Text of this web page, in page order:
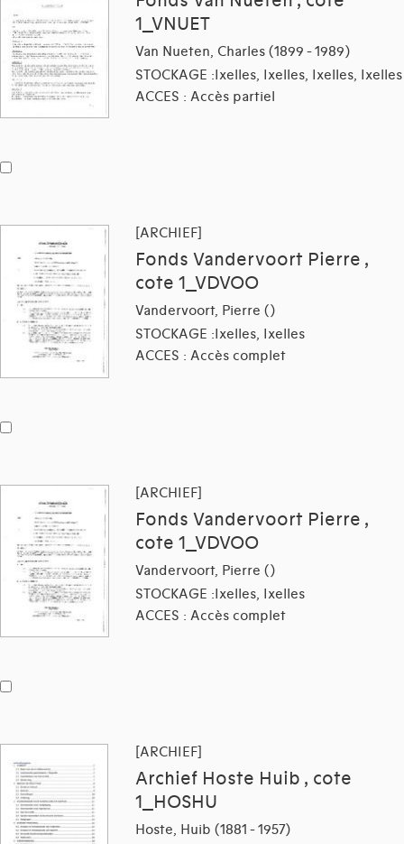
1_VNUET
Van Nueten, Charles (1899 - 1989)
STOCKAGE :Ixelles, Ixelles, Ixelles, Ixelles
ACCES : Accès partiel
[ARCHIEF]
Fonds Vandervoort Pierre ,
cote 1_VDVOO
Vandervoort, Pierre ()
STOCKAGE :Ixelles, Ixelles
ACCES : Accès complet
[ARCHIEF]
Fonds Vandervoort Pierre ,
cote 1_VDVOO
Vandervoort, Pierre ()
STOCKAGE :Ixelles, Ixelles
ACCES : Accès complet
[ARCHIEF]
Archief Hoste Huib , cote
1_HOSHU
Hoste, Huib (1881 - 1957)